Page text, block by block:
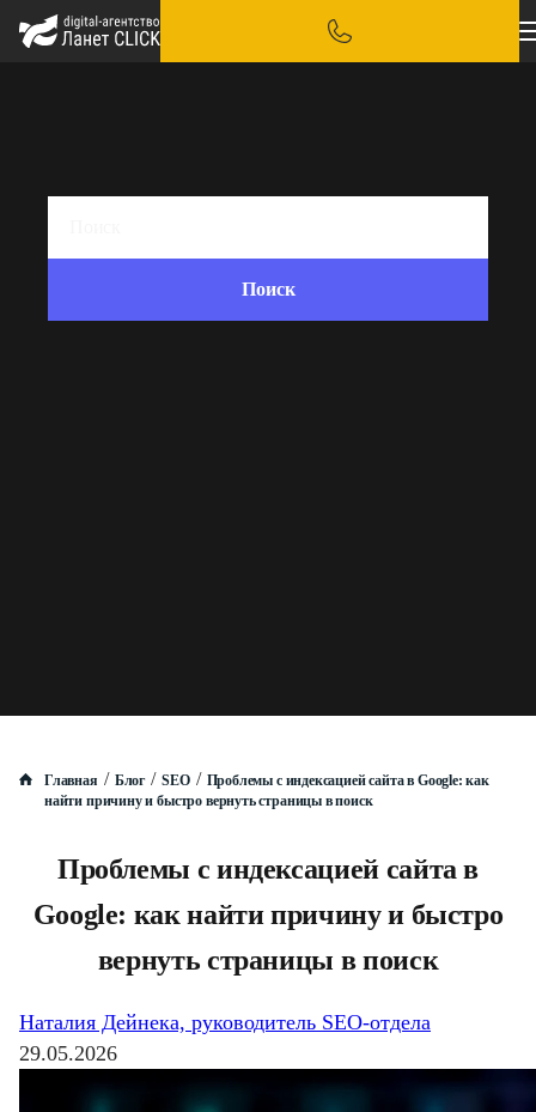
Главная / Блог / SEO / Проблемы с индексацией сайта в Google: как
найти причину и быстро вернуть страницы в поиск
Проблемы с индексацией сайта в
Google: как найти причину и быстро
вернуть страницы в поиск
Наталия Дейнека, руководитель SEO-отдела
29.05.2026